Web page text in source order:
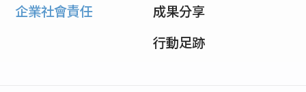
企業社會責任
成果分享
行動足跡